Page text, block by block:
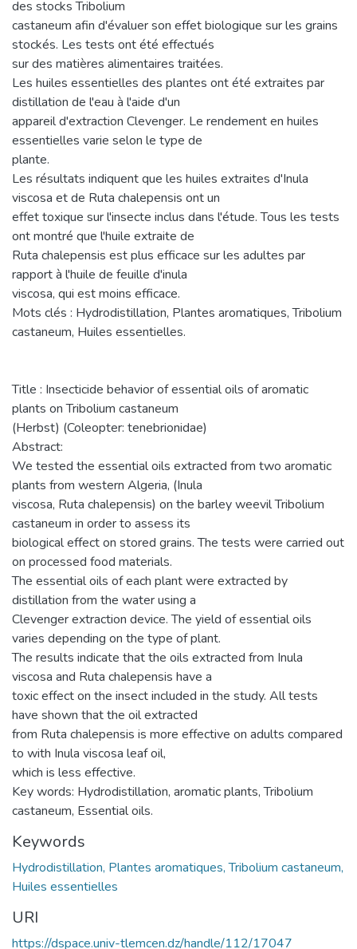
des stocks Tribolium
castaneum afin d'évaluer son effet biologique sur les grains
stockés. Les tests ont été effectués
sur des matières alimentaires traitées.
Les huiles essentielles des plantes ont été extraites par
distillation de l'eau à l'aide d'un
appareil d'extraction Clevenger. Le rendement en huiles
essentielles varie selon le type de
plante.
Les résultats indiquent que les huiles extraites d'Inula
viscosa et de Ruta chalepensis ont un
effet toxique sur l'insecte inclus dans l'étude. Tous les tests
ont montré que l'huile extraite de
Ruta chalepensis est plus efficace sur les adultes par
rapport à l'huile de feuille d'inula
viscosa, qui est moins efficace.
Mots clés : Hydrodistillation, Plantes aromatiques, Tribolium
castaneum, Huiles essentielles.
Title : Insecticide behavior of essential oils of aromatic
plants on Tribolium castaneum
(Herbst) (Coleopter: tenebrionidae)
Abstract:
We tested the essential oils extracted from two aromatic
plants from western Algeria, (Inula
viscosa, Ruta chalepensis) on the barley weevil Tribolium
castaneum in order to assess its
biological effect on stored grains. The tests were carried out
on processed food materials.
The essential oils of each plant were extracted by
distillation from the water using a
Clevenger extraction device. The yield of essential oils
varies depending on the type of plant.
The results indicate that the oils extracted from Inula
viscosa and Ruta chalepensis have a
toxic effect on the insect included in the study. All tests
have shown that the oil extracted
from Ruta chalepensis is more effective on adults compared
to with Inula viscosa leaf oil,
which is less effective.
Key words: Hydrodistillation, aromatic plants, Tribolium
castaneum, Essential oils.
Keywords
Hydrodistillation, Plantes aromatiques, Tribolium castaneum,
Huiles essentielles
URI
https://dspace.univ-tlemcen.dz/handle/112/17047